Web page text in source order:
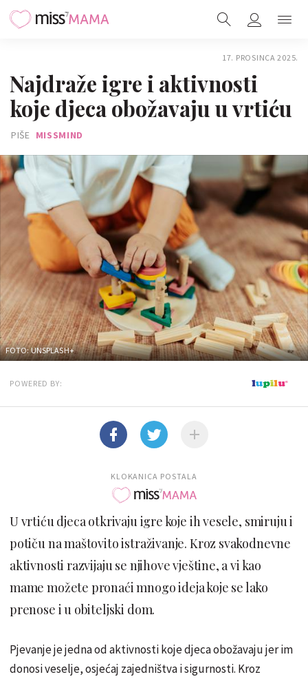
17. PROSINCA 2025.
Najdraže igre i aktivnosti
koje djeca obožavaju u vrtiću
PIŠE MISSMIND
FOTO: UNSPLASH+
POWERED BY:
KLOKANICA POSTALA
U vrtiću djeca otkrivaju igre koje ih vesele, smiruju i
potiču na maštovito istraživanje. Kroz svakodnevne
aktivnosti razvijaju se njihove vještine, a vi kao
mame možete pronaći mnogo ideja koje se lako
prenose i u obiteljski dom.
Pjevanje je jedna od aktivnosti koje djeca obožavaju jer im
donosi veselje, osjećaj zajedništva i sigurnosti. Kroz